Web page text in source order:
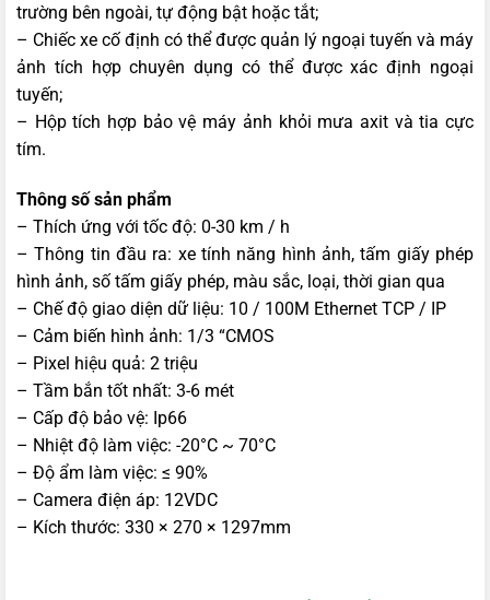
trường bên ngoài, tự động bật hoặc tắt;
– Chiếc xe cố định có thể được quản lý ngoại tuyến và máy
ảnh tích hợp chuyên dụng có thể được xác định ngoại
tuyến;
– Hộp tích hợp bảo vệ máy ảnh khỏi mưa axit và tia cực
tím.
Thông số sản phẩm
– Thích ứng với tốc độ: 0-30 km / h
– Thông tin đầu ra: xe tính năng hình ảnh, tấm giấy phép
hình ảnh, số tấm giấy phép, màu sắc, loại, thời gian qua
– Chế độ giao diện dữ liệu: 10 / 100M Ethernet TCP / IP
– Cảm biến hình ảnh: 1/3 “CMOS
– Pixel hiệu quả: 2 triệu
– Tầm bắn tốt nhất: 3-6 mét
– Cấp độ bảo vệ: Ip66
– Nhiệt độ làm việc: -20°C ~ 70°C
– Độ ẩm làm việc: ≤ 90%
– Camera điện áp: 12VDC
– Kích thước: 330 × 270 × 1297mm